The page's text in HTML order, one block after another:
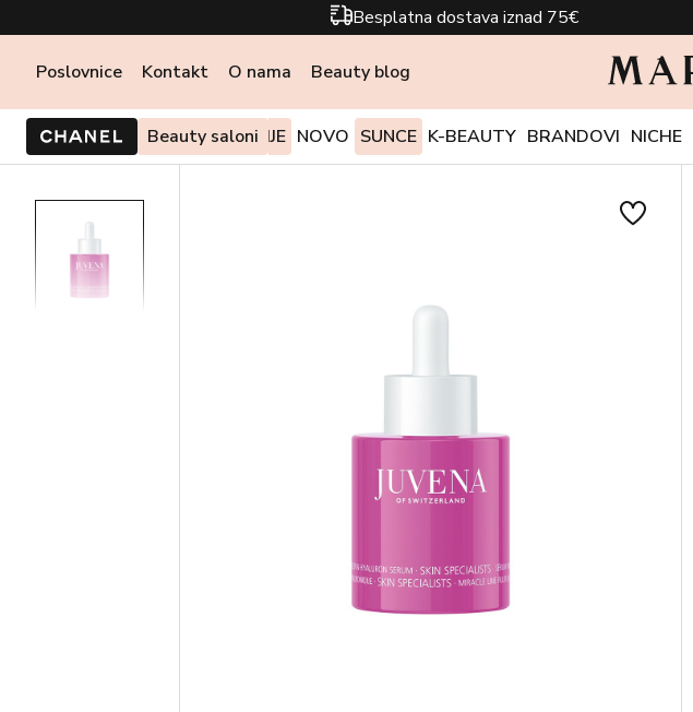
Besplatna dostava iznad 75€
Poslovnice Kontakt O nama Beauty blog
Beauty saloni
PONUDE I AKCIJE NOVO SUNCE K-BEAUTY BRANDOVI NICHE